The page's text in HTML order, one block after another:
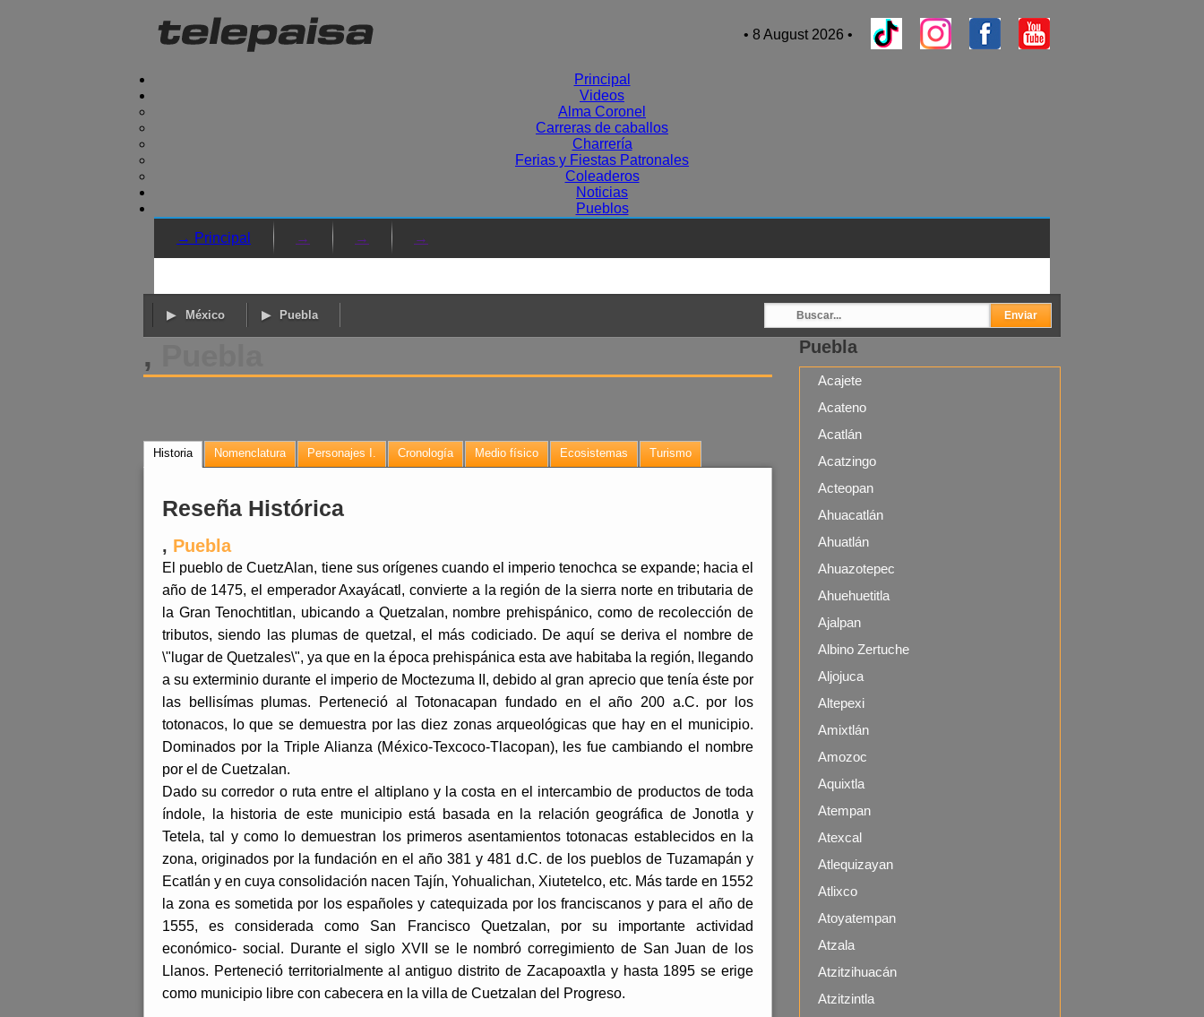
• 8 August 2026 •
Principal
Videos
Alma Coronel
Carreras de caballos
Charrería
Ferias y Fiestas Patronales
Coleaderos
Noticias
Pueblos
→ Principal
→ → →
México Puebla
,
Historia Nomenclatura Personajes I. Cronología Medio físico Ecosistemas Turismo
Reseña Histórica
, Puebla
El pueblo de CuetzAlan, tiene sus orígenes cuando el imperio tenochca se expande; hacia el
año de 1475, el emperador Axayácatl, convierte a la región de la sierra norte en tributaria de
la Gran Tenochtitlan, ubicando a Quetzalan, nombre prehispánico, como de recolección de
tributos, siendo las plumas de quetzal, el más codiciado. De aquí se deriva el nombre de
\"lugar de Quetzales\", ya que en la época prehispánica esta ave habitaba la región, llegando
a su exterminio durante el imperio de Moctezuma II, debido al gran aprecio que tenía éste por
las bellisímas plumas. Perteneció al Totonacapan fundado en el año 200 a.C. por los
totonacos, lo que se demuestra por las diez zonas arqueológicas que hay en el municipio.
Dominados por la Triple Alianza (México-Texcoco-Tlacopan), les fue cambiando el nombre
por el de Cuetzalan.
Dado su corredor o ruta entre el altiplano y la costa en el intercambio de productos de toda
índole, la historia de este municipio está basada en la relación geográfica de Jonotla y
Tetela, tal y como lo demuestran los primeros asentamientos totonacas establecidos en la
zona, originados por la fundación en el año 381 y 481 d.C. de los pueblos de Tuzamapán y
Ecatlán y en cuya consolidación nacen Tajín, Yohualichan, Xiutetelco, etc. Más tarde en 1552
la zona es sometida por los españoles y catequizada por los franciscanos y para el año de
1555, es considerada como San Francisco Quetzalan, por su importante actividad
económico- social. Durante el siglo XVII se le nombró corregimiento de San Juan de los
Llanos. Perteneció territorialmente al antiguo distrito de Zacapoaxtla y hasta 1895 se erige
como municipio libre con cabecera en la villa de Cuetzalan del Progreso.
Puebla
Acajete
Acateno
Acatlán
Acatzingo
Acteopan
Ahuacatlán
Ahuatlán
Ahuazotepec
Ahuehuetitla
Ajalpan
Albino Zertuche
Aljojuca
Altepexi
Amixtlán
Amozoc
Aquixtla
Atempan
Atexcal
Atlequizayan
Atlixco
Atoyatempan
Atzala
Atzitzihuacán
Atzitzintla